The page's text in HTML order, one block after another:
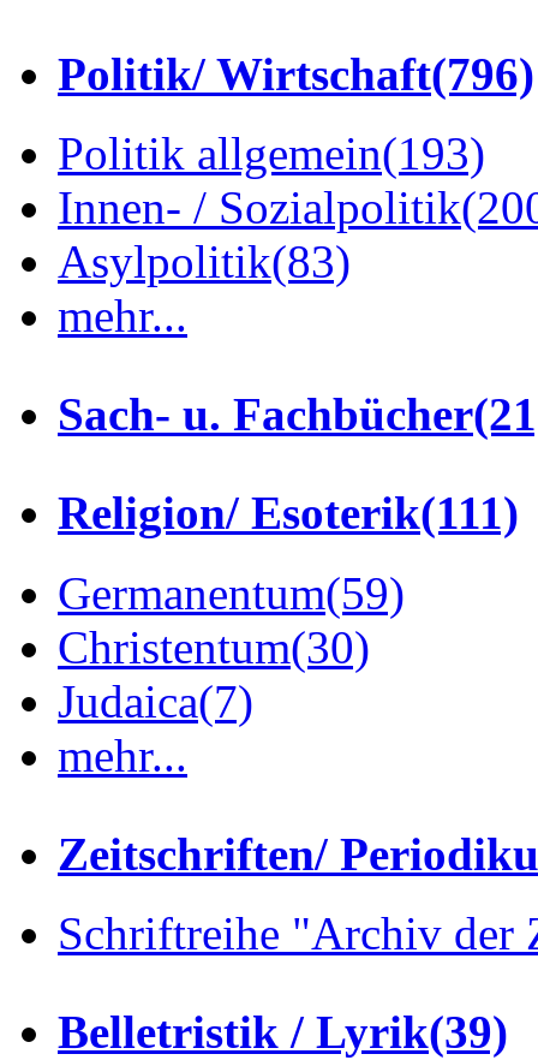
Politik/ Wirtschaft(796)
Politik allgemein(193)
Innen- / Sozialpolitik
Asylpolitik(83)
mehr...
Sach- u. Fachbücher
Religion/ Esoterik(111)
Germanentum(59)
Christentum(30)
Judaica(7)
mehr...
Zeitschriften/
Schriftreihe "Archiv der
Belletristik / Lyrik(39)